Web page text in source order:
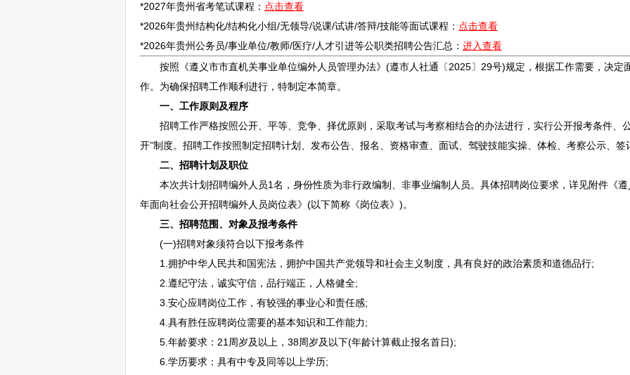
*2027年贵州省考笔试课程： 点击查看
*2026年贵州结构化/结构化小组/无领导/说课/试讲/答辩/技能等面试课程： 点击查看
*2026年贵州公务员/事业单位/教师/医疗/人才引进等公职类招聘公告汇总： 进入查看
按照《遵义市市直机关事业单位编外人员管理办法》(遵市人社通〔2025〕29号)规定，根据工作需要，决定
作。为确保招聘工作顺利进行，特制定本简章。
一、工作原则及程序
招聘工作严格按照公开、平等、竞争、择优原则，采取考试与考察相结合的办法进行，实行公开报考条件、
开”制度。 招聘工作按照制定招聘计划、发布公告、报名、资格审查、面试、驾驶技能实操、体检、考察公示、
二、 招聘计划及职位
本次共计划招聘编外人员1名，身份性质为非行政编制、非事业编制人员。具体招聘岗位要求，详见附件《遵
年面向社会公开招聘编外人员岗位表》(以下简称《岗位表》)。
三、 招聘范围、对象及报考条件
(一)招聘对象须符合以下报考条件
1.拥护中华人民共和国宪法，拥护中国共产党领导和社会主义制度，具有良好的政治素质和道德品行;
2.遵纪守法，诚实守信，品行端正，人格健全;
3.安心应聘岗位工作，有较强的事业心和责任感;
4.具有胜任应聘岗位需要的基本知识和工作能力;
5.年龄要求：21周岁及以上，38周岁及以下(年龄计算截止报名首日);
6.学历要求：具有中专及同等以上学历;